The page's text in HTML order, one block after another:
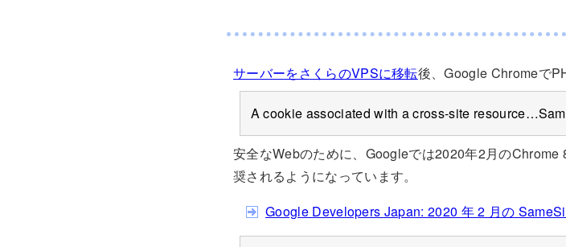
サーバーをさくらのVPSに移転後、Google Chromeで
A cookie associated with a cross-site
安全なWebのために、Googleでは2020年2月の
奨されるようになっています。
Google Developers Japan: 2020 年 2 月の